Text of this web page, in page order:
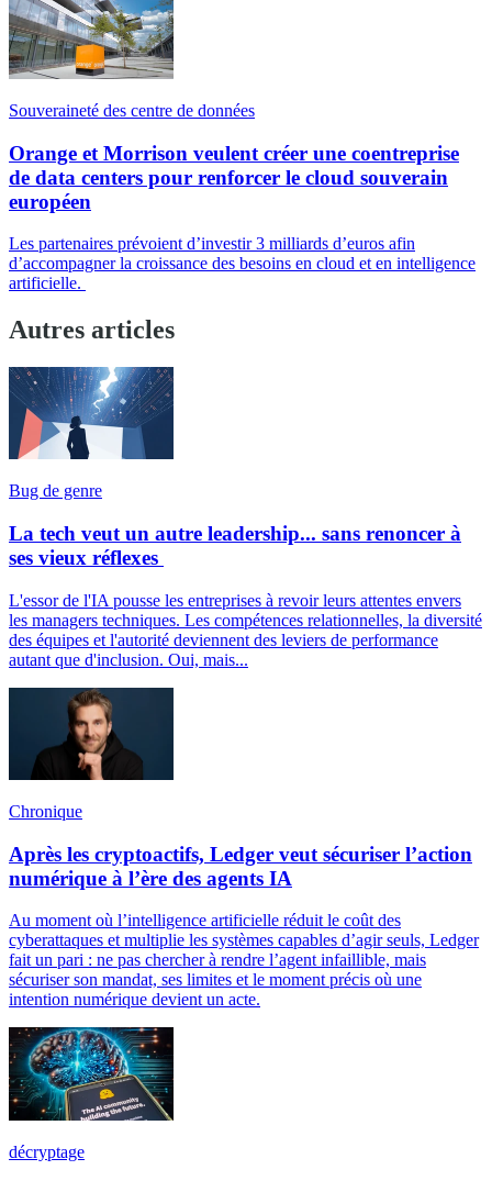
Souveraineté des centre de données
Orange et Morrison veulent créer une coentreprise
de data centers pour renforcer le cloud souverain
européen
Les partenaires prévoient d’investir 3 milliards d’euros afin
d’accompagner la croissance des besoins en cloud et en intelligence
artificielle.
Autres articles
Bug de genre
La tech veut un autre leadership... sans renoncer à
ses vieux réflexes
L'essor de l'IA pousse les entreprises à revoir leurs attentes envers
les managers techniques. Les compétences relationnelles, la diversité
des équipes et l'autorité deviennent des leviers de performance
autant que d'inclusion. Oui, mais...
Chronique
Après les cryptoactifs, Ledger veut sécuriser l’action
numérique à l’ère des agents IA
Au moment où l’intelligence artificielle réduit le coût des
cyberattaques et multiplie les systèmes capables d’agir seuls, Ledger
fait un pari : ne pas chercher à rendre l’agent infaillible, mais
sécuriser son mandat, ses limites et le moment précis où une
intention numérique devient un acte.
décryptage